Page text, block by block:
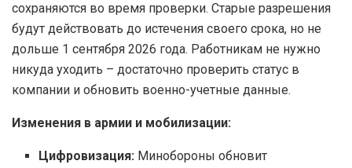
сохраняются во время проверки. Старые разрешения
будут действовать до истечения своего срока, но не
дольше 1 сентября 2026 года. Работникам не нужно
никуда уходить – достаточно проверить статус в
компании и обновить военно-учетные данные.
Изменения в армии и мобилизации:
Цифровизация: Минобороны обновит